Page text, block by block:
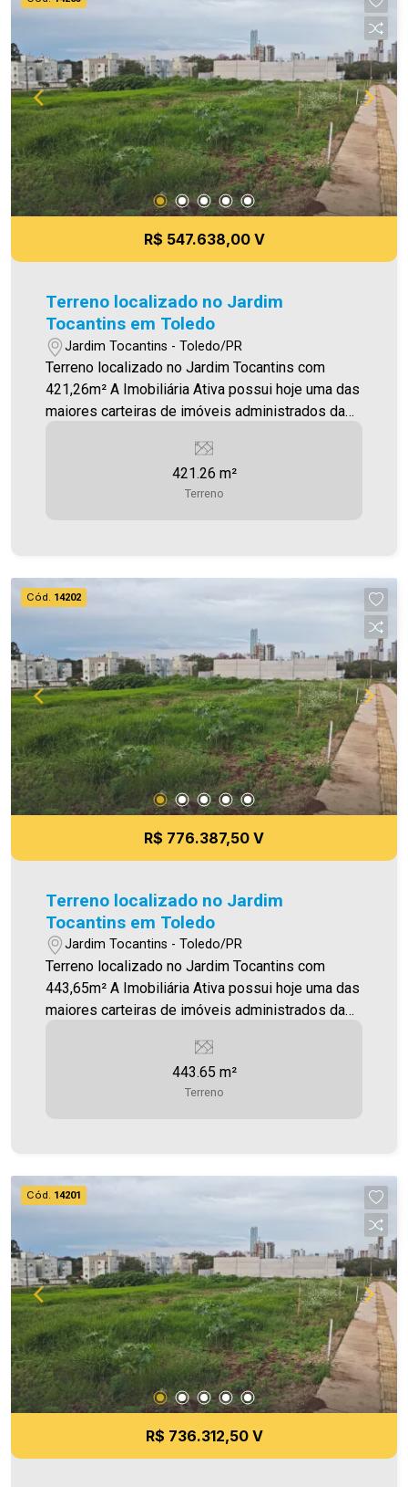
R$ 547.638,00 V
Terreno localizado no Jardim
Tocantins em Toledo
Jardim Tocantins - Toledo/PR
Terreno localizado no Jardim Tocantins com
421,26m² A Imobiliária Ativa possui hoje uma das
maiores carteiras de imóveis administrados da
Fotos meramente ilustrativas
421.26 m²
Terreno
Cód. 14202
R$ 776.387,50 V
Terreno localizado no Jardim
Tocantins em Toledo
Jardim Tocantins - Toledo/PR
Terreno localizado no Jardim Tocantins com
443,65m² A Imobiliária Ativa possui hoje uma das
maiores carteiras de imóveis administrados da
Fotos meramente ilustrativas
443.65 m²
Terreno
Cód. 14201
R$ 736.312,50 V